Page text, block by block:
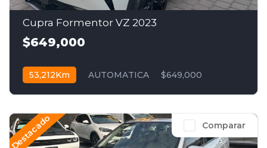
Cupra Formentor VZ 2023
$649,000
53,212Km AUTOMATICA $649,000
Comparar
Destacado